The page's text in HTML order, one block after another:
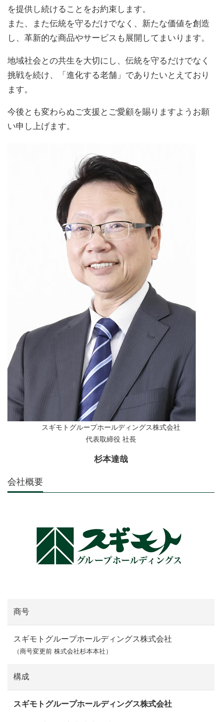
を提供し続けることをお約束します。
また、また伝統を守るだけでなく、新たな価値を創造
し、革新的な商品やサービスも展開してまいります。
地域社会との共生を大切にし、伝統を守るだけでなく
挑戦を続け、「進化する老舗」でありたいとえており
ます。
今後とも変わらぬご支援とご愛顧を賜りますようお願
い申し上げます。
スギモトグループホールディングス株式会社
代表取締役 社長
杉本達哉
会社概要
商号
スギモトグループホールディングス株式会社
（商号変更前 株式会社杉本本社）
構成
スギモトグループホールディングス株式会社